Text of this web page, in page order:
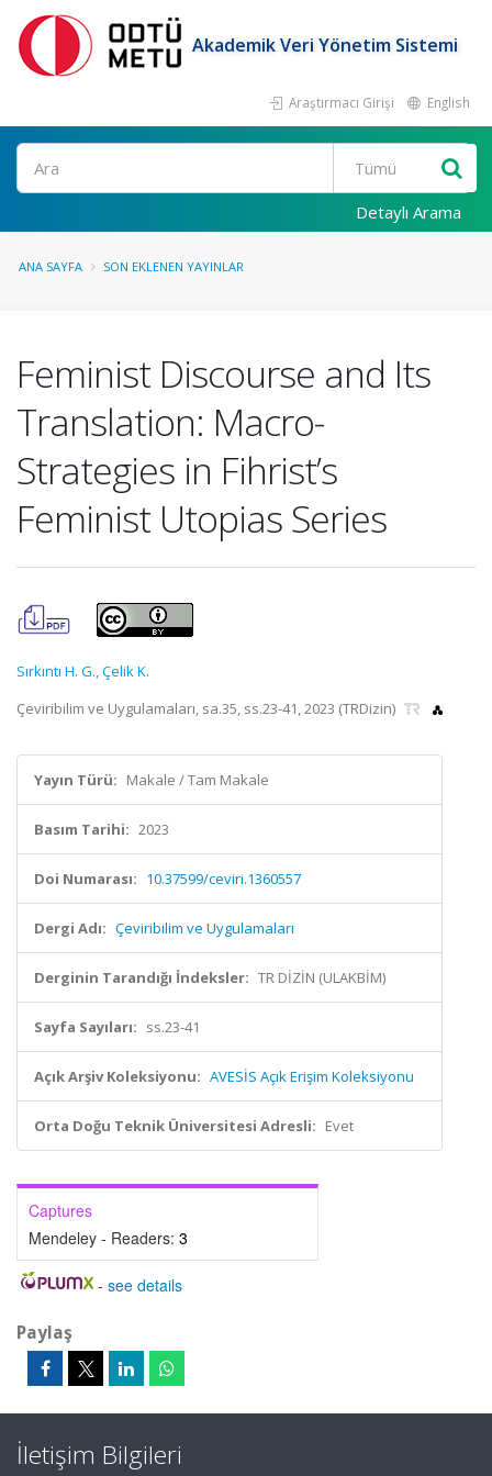
Akademik Veri Yönetim Sistemi
Araştırmacı Girişi English
Ara
Detaylı Arama
ANA SAYFA SON EKLENEN YAYINLAR
Feminist Discourse and Its
Translation: Macro-
Strategies in Fihrist’s
Feminist Utopias Series
Sırkıntı H. G.,Çelik K.
Çeviribilim ve Uygulamaları, sa.35, ss.23-41, 2023 (TRDizin)
Yayın Türü: Makale / Tam Makale
Basım Tarihi: 2023
Doi Numarası: 10.37599/ceviri.1360557
Dergi Adı: Çeviribilim ve Uygulamaları
Derginin Tarandığı İndeksler: TR DİZİN (ULAKBİM)
Sayfa Sayıları: ss.23-41
Açık Arşiv Koleksiyonu: AVESİS Açık Erişim Koleksiyonu
Orta Doğu Teknik Üniversitesi Adresli: Evet
Captures
Mendeley - Readers: 3
- see details
Paylaş
İletişim Bilgileri